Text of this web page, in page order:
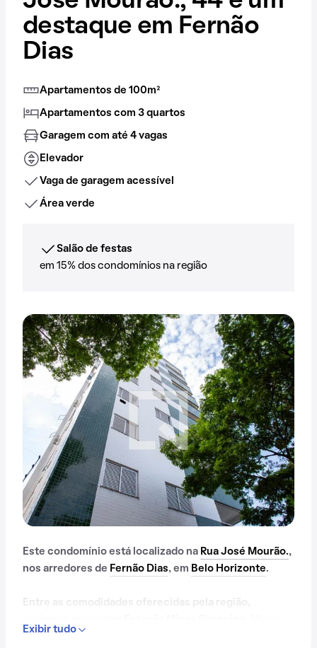
destaque em Fernão
Dias
Apartamentos de 100m²
Apartamentos com 3 quartos
Garagem com até 4 vagas
Elevador
Vaga de garagem acessível
Área verde
Salão de festas
em 15% dos condomínios na região
Este condomínio está localizado na Rua José Mourão.,
nos arredores de Fernão Dias, em Belo Horizonte.
Exibir tudo